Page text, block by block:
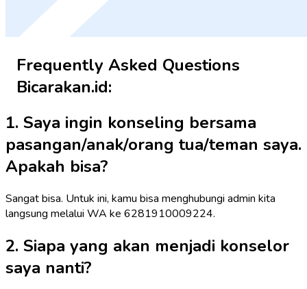
Frequently Asked Questions
Bicarakan.id:
1. Saya ingin konseling bersama
pasangan/anak/orang tua/teman saya.
Apakah bisa?
Sangat bisa. Untuk ini, kamu bisa menghubungi admin kita
langsung melalui WA ke 6281910009224.
2. Siapa yang akan menjadi konselor
saya nanti?